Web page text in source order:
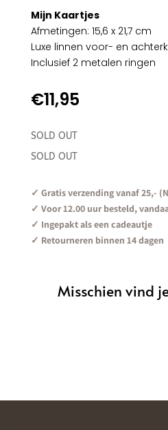
Mijn Kaartjes
Afmetingen: 15,6 x 21,7 cm
Luxe linnen voor- en
Inclusief 2 metalen ringen
€11,95
SOLD OUT
SOLD OUT
✓ Gratis verzending vanaf 25,-
✓ Voor 12.00 uur besteld,
✓ Ingepakt als een cadeautje
✓ Retourneren binnen 14 dagen
Misschien vind